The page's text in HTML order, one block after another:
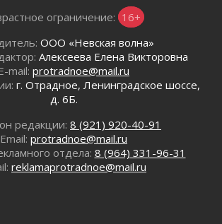
дело...уверены?
— не воин
кризиса в регионе прошёл
ограничение: 16+
ООО «Невская волна»
Алексеева Елена Викторовна
mail: protradnoe@mail.ru
г. Отрадное, Ленинградское шоссе,
д. 6Б.
редакции: 8 (921) 920-40-91
Email: protradnoe@mail.ru
отдела: 8 (964) 331-96-31
reklamaprotradnoe@mail.ru